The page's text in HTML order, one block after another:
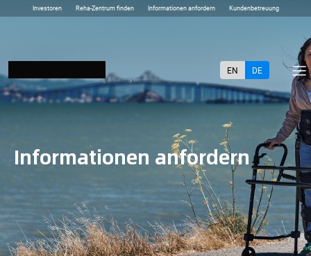
Investoren Reha-Zentrum finden Informationen anfordern Kundenbetreuung
EN DE
Informationen anfordern